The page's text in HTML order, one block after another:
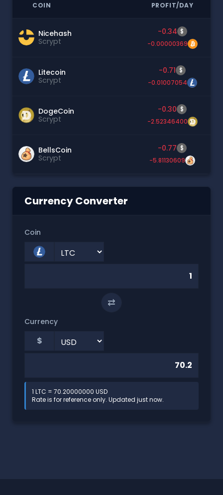
COIN PROFIT/DAY
Nicehash
Scrypt
-0.34 $
-0.00000369
Litecoin
Scrypt
-0.71 $
-0.01007054
DogeCoin
Scrypt
-0.30 $
-2.52346400
BellsCoin
Scrypt
-0.77 $
-5.81130609
Currency Converter
Coin
⇄
Currency
$
1 LTC = 70.20000000 USD
Rate is for reference only. Updated just now.